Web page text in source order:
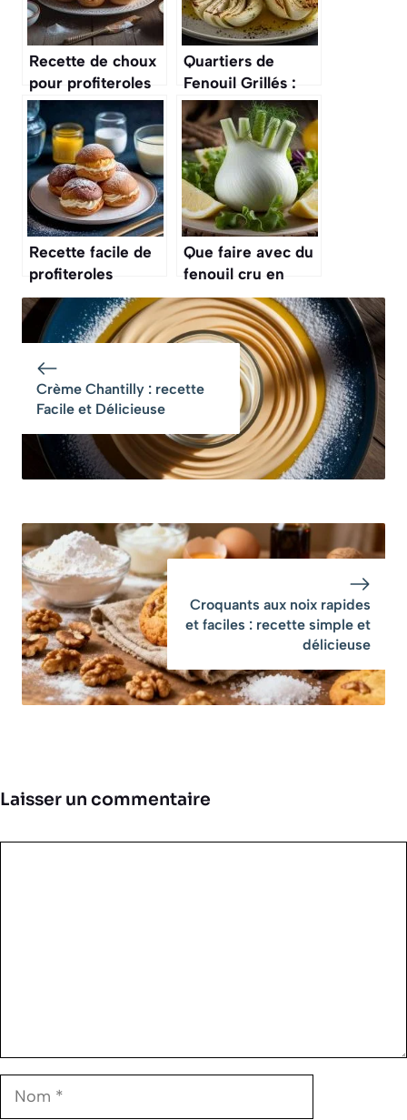
Recette de choux
pour profiteroles
maison : étape par
étape
Quartiers de
Fenouil Grillés :
recette Facile et
Savoureuse
Recette facile de
profiteroles
maison : guide
étape par étape
Que faire avec du
fenouil cru en
salade ?
Crème Chantilly : recette
Facile et Délicieuse
Croquants aux noix rapides
et faciles : recette simple et
délicieuse
Laisser un commentaire
Nom